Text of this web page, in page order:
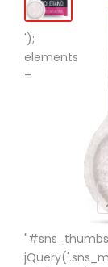
');
elements
=